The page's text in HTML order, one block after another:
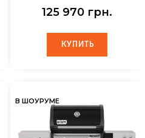
125 970 грн.
КУПИТЬ
КУПИТЬ
В ШОУРУМЕ